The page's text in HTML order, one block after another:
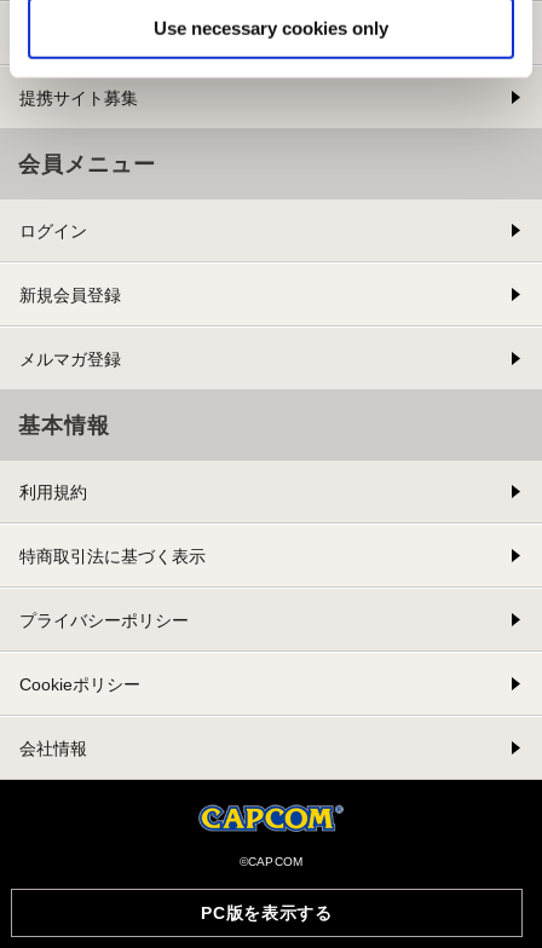
Use necessary cookies only
PC版を表示する
提携サイト募集
会員メニュー
ログイン
新規会員登録
メルマガ登録
基本情報
利用規約
特商取引法に基づく表示
プライバシーポリシー
Cookieポリシー
会社情報
©CAPCOM